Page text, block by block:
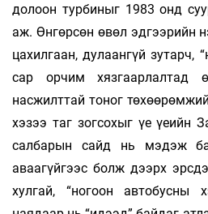
долоон турбиныг 1983 онд
аж. Өнгөрсөн өвөл эдгээрийн
цахилгаан, дулаангүй зутарч,
сар орчим
насжилттай тоног
хэзээ таг зогсохыг үе үеийн
салбарын сайд нь мэдэж
аваагүйгээс болж дээрх
хулгай, “ногоон автобусны